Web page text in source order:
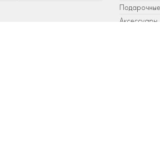
Аксессуары